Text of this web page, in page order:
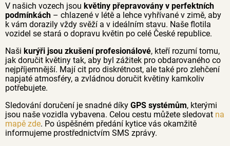
V našich vozech jsou květiny přepravovány v perfektních
podmínkách – chlazené v létě a lehce vyhřívané v zimě, aby
k vám dorazily vždy svěží a v ideálním stavu. Naše flotila
vozidel se stará o dopravu květin po celé České republice.
Naši kurýři jsou zkušení profesionálové, kteří rozumí tomu,
jak doručit květiny tak, aby byl zážitek pro obdarovaného co
nejpříjemnější. Mají cit pro diskrétnost, ale také pro zlehčení
napjaté atmosféry, a zvládnou doručit květiny kamkoliv
potřebujete.
Sledování doručení je snadné díky GPS systémům, kterými
jsou naše vozidla vybavena. Celou cestu můžete sledovat na
mapě zde. Po úspěšném předání kytice vás okamžitě
informujeme prostřednictvím SMS zprávy.